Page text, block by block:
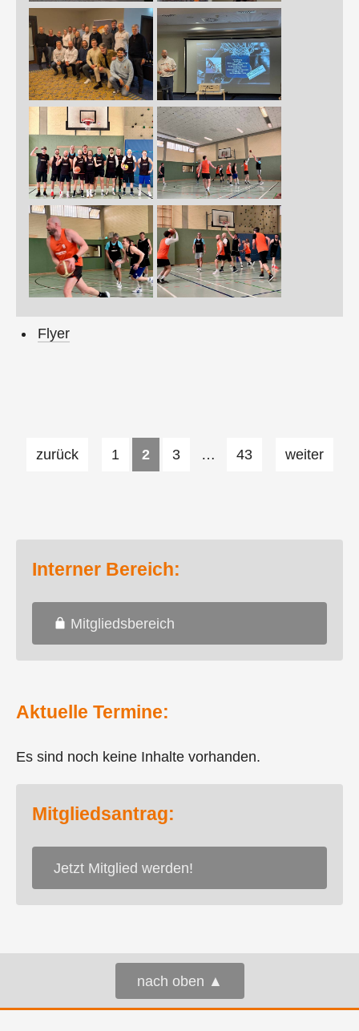
Flyer
zurück 1 2 3 … 43 weiter
Interner Bereich:
Mitgliedsbereich
Aktuelle Termine:
Es sind noch keine Inhalte vorhanden.
Mitgliedsantrag:
Jetzt Mitglied werden!
nach oben ▲